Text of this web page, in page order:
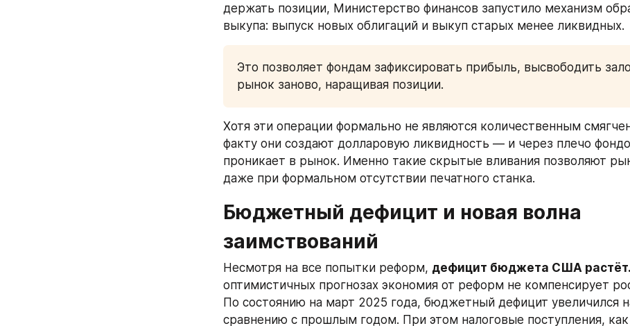
держать позиции, Министерство финансов запустило механизм
выкупа: выпуск новых облигаций и выкуп старых менее ликвидных.
Это позволяет фондам зафиксировать прибыль, высвободить
рынок заново, наращивая позиции.
Хотя эти операции формально не являются количественным
факту они создают долларовую ликвидность — и через плечо
проникает в рынок. Именно такие скрытые вливания позволяют
даже при формальном отсутствии печатного станка.
Бюджетный дефицит и новая волна
заимствований
Несмотря на все попытки реформ, дефицит бюджета США растёт.
оптимистичных прогнозах экономия от реформ не компенсирует
По состоянию на март 2025 года, бюджетный дефицит увеличился
сравнению с прошлым годом. При этом налоговые поступления,